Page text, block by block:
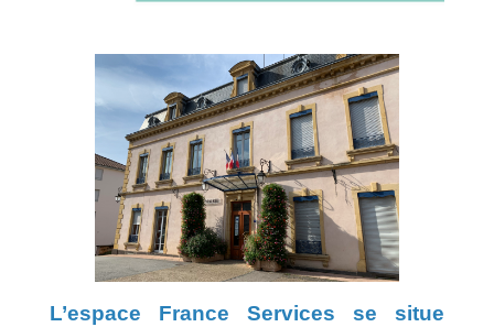
L’espace France Services se situe